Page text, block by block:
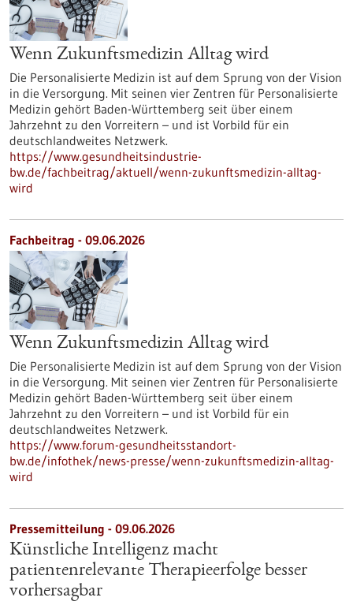
Wenn Zukunftsmedizin Alltag wird
Die Personalisierte Medizin ist auf dem Sprung von der Vision
in die Versorgung. Mit seinen vier Zentren für Personalisierte
Medizin gehört Baden-Württemberg seit über einem
Jahrzehnt zu den Vorreitern – und ist Vorbild für ein
deutschlandweites Netzwerk.
https://www.gesundheitsindustrie-
bw.de/fachbeitrag/aktuell/wenn-zukunftsmedizin-alltag-
wird
Fachbeitrag - 09.06.2026
Wenn Zukunftsmedizin Alltag wird
Die Personalisierte Medizin ist auf dem Sprung von der Vision
in die Versorgung. Mit seinen vier Zentren für Personalisierte
Medizin gehört Baden-Württemberg seit über einem
Jahrzehnt zu den Vorreitern – und ist Vorbild für ein
deutschlandweites Netzwerk.
https://www.forum-gesundheitsstandort-
bw.de/infothek/news-presse/wenn-zukunftsmedizin-alltag-
wird
Pressemitteilung - 09.06.2026
Künstliche Intelligenz macht
patientenrelevante Therapieerfolge besser
vorhersagbar